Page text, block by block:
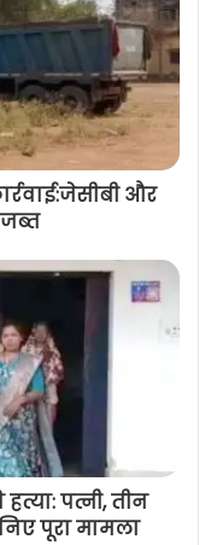
और
पत्नी, तीन
पूरा मामला